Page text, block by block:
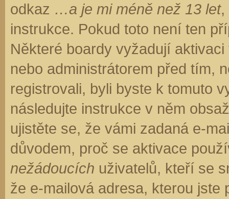
odkaz …a je mi méně než 13 let,
instrukce. Pokud toto není ten
Některé boardy vyžadují
nebo administrátorem před tím,
registrovali, byli byste k tomuto
následujte instrukce v něm
ujistěte se, že vámi zadaná e-
důvodem, proč se aktivace
nežádoucích uživatelů, kteří se
že e-mailová adresa, kterou jste